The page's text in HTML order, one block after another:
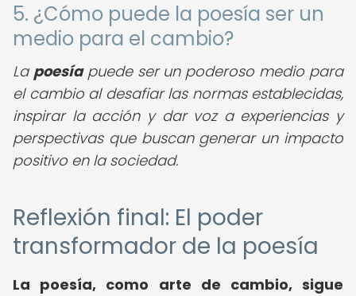
5. ¿Cómo puede la poesía ser un
medio para el cambio?
La poesíapuede ser un poderoso medio para
el cambio al desafiar las normas establecidas,
inspirar la acción y dar voz a experiencias y
perspectivas que buscan generar un impacto
positivo en la sociedad.
Reflexión final: El poder
transformador de la poesía
La poesía, como arte de cambio, sigue